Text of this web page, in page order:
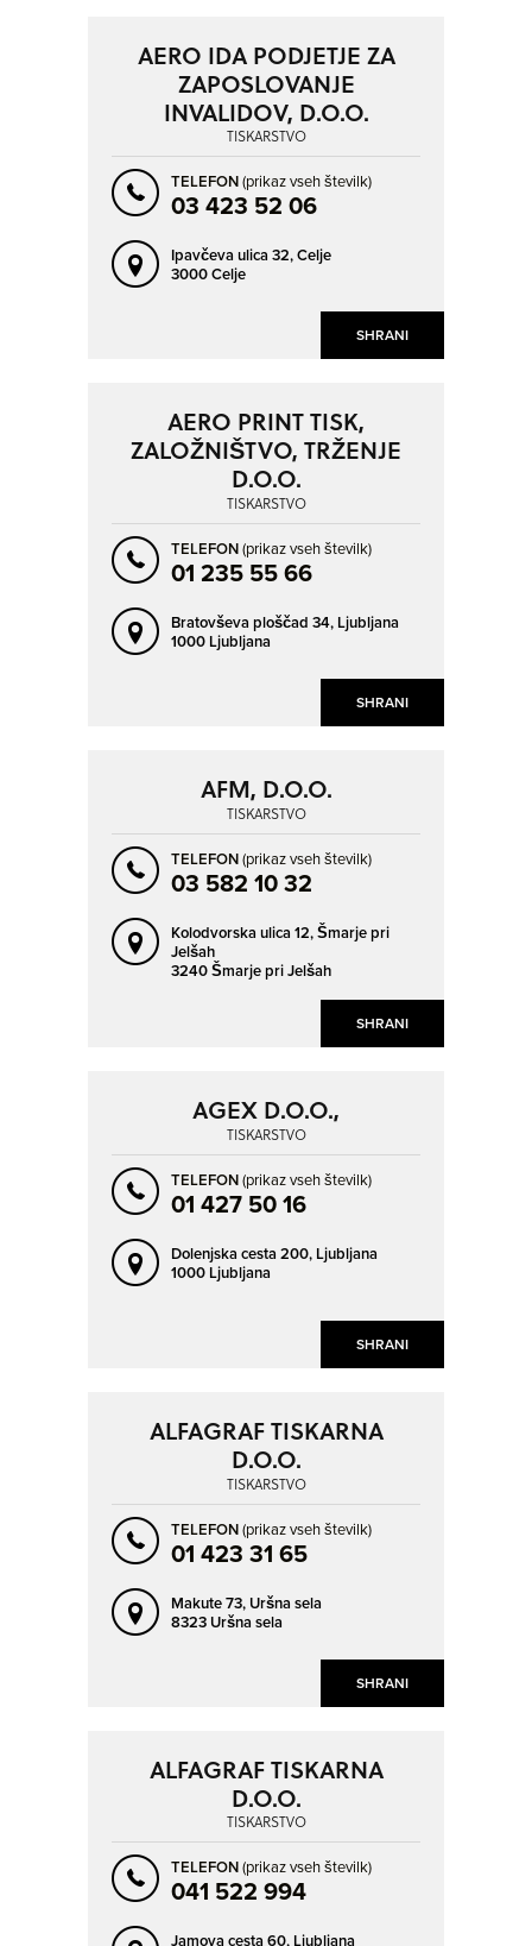
SHRANI
AERO IDA PODJETJE ZA
ZAPOSLOVANJE
INVALIDOV, D.O.O.
TISKARSTVO
TELEFON(prikaz vseh številk)
03 423 52 06
Ipavčeva ulica 32,Celje
3000 Celje
SHRANI
AERO PRINT TISK,
ZALOŽNIŠTVO, TRŽENJE
D.O.O.
TISKARSTVO
TELEFON(prikaz vseh številk)
01 235 55 66
Bratovševa ploščad 34, Ljubljana
1000 Ljubljana
SHRANI
AFM, D.O.O.
TISKARSTVO
TELEFON(prikaz vseh številk)
03 582 10 32
Kolodvorska ulica 12,Šmarje pri
Jelšah
3240 Šmarje pri Jelšah
SHRANI
AGEX D.O.O.,
TISKARSTVO
TELEFON(prikaz vseh številk)
01 427 50 16
Dolenjska cesta 200, Ljubljana
1000 Ljubljana
SHRANI
ALFAGRAF TISKARNA
D.O.O.
TISKARSTVO
TELEFON(prikaz vseh številk)
01 423 31 65
Makute 73, Uršna sela
8323 Uršna sela
ALFAGRAF TISKARNA
D.O.O.
TISKARSTVO
TELEFON(prikaz vseh številk)
041 522 994
Jamova cesta 60, Ljubljana